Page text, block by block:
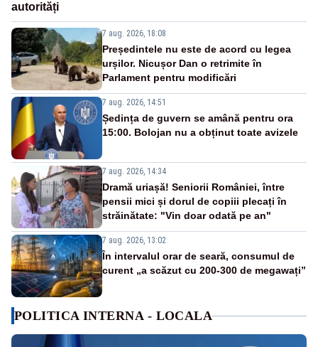
autorități
7 aug. 2026, 18:08
Președintele nu este de acord cu legea
urșilor. Nicușor Dan o retrimite în
Parlament pentru modificări
7 aug. 2026, 14:51
Ședința de guvern se amână pentru ora
15:00. Bolojan nu a obținut toate avizele
7 aug. 2026, 14:34
Dramă uriașă! Seniorii României, între
pensii mici și dorul de copiii plecați în
străinătate: "Vin doar odată pe an"
7 aug. 2026, 13:02
În intervalul orar de seară, consumul de
curent „a scăzut cu 200-300 de megawați”
POLITICA INTERNA - LOCALA